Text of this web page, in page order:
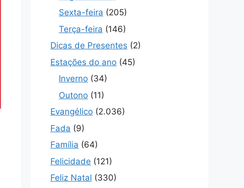
Sexta-feira (205)
Terça-feira (146)
Dicas de Presentes (2)
Estações do ano (45)
Inverno (34)
Outono (11)
Evangélico (2.036)
Fada (9)
Família (64)
Felicidade (121)
Feliz Natal (330)